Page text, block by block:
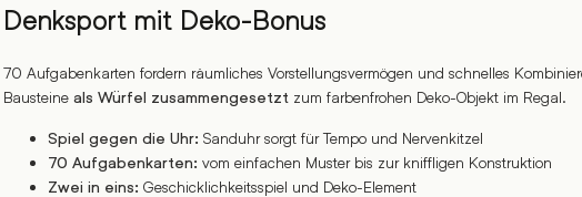
Denksport mit Deko-Bonus
70 Aufgabenkarten fordern räumliches Vorstellungsvermögen und schnelles
Bausteine als Würfel zusammengesetzt zum farbenfrohen Deko-Objekt im Regal.
Spiel gegen die Uhr: Sanduhr sorgt für Tempo und Nervenkitzel
70 Aufgabenkarten: vom einfachen Muster bis zur kniffligen Konstruktion
Zwei in eins: Geschicklichkeitsspiel und Deko-Element